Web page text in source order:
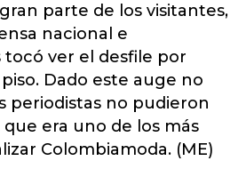
parte de los visitantes,
nacional e
ver el desfile por
Dado este auge no
periodistas no pudieron
era uno de los más
Colombiamoda. (ME)